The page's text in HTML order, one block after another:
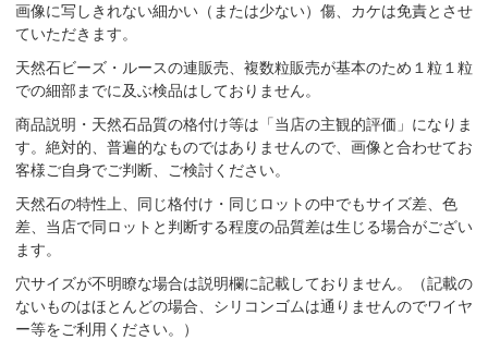
画像に写しきれない細かい（または少ない）傷、カケは免責とさせ
ていただきます。
天然石ビーズ・ルースの連販売、複数粒販売が基本のため１粒１粒
での細部までに及ぶ検品はしておりません。
商品説明・天然石品質の格付け等は「当店の主観的評価」になりま
す。絶対的、普遍的なものではありませんので、画像と合わせてお
客様ご自身でご判断、ご検討ください。
天然石の特性上、同じ格付け・同じロットの中でもサイズ差、色
差、当店で同ロットと判断する程度の品質差は生じる場合がござい
ます。
穴サイズが不明瞭な場合は説明欄に記載しておりません。（記載の
ないものはほとんどの場合、シリコンゴムは通りませんのでワイヤ
ー等をご利用ください。）